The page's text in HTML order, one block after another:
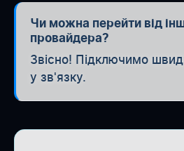
Чи можна перейти від
провайдера?
Звісно! Підключимо
у зв'язку.